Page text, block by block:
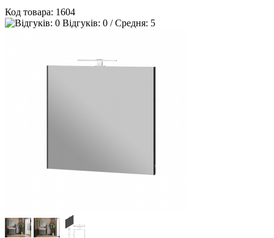
Код товара: 1604
Відгуків: 0 / Средня: 5